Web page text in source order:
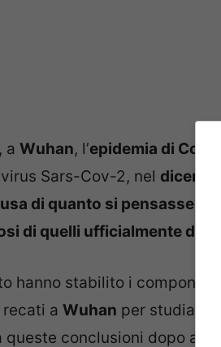
a Wuhan, l’epidemia di
Sars-Cov-2, nel
di quanto si pensasse
di quelli ufficialmente
hanno stabilito i
a Wuhan per studiare l’
queste conclusioni dopo